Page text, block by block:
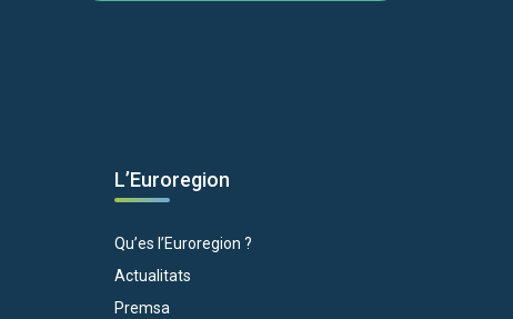
L’Euroregion
Qu’es l’Euroregion ?
Actualitats
Premsa